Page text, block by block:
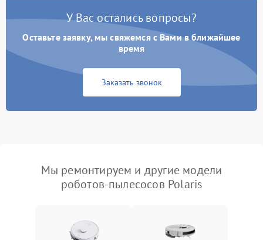
У Вас остались вопросы?
Оставьте заявку, мы свяжемся с Вами в ближайшее
время
Заказать звонок
Мы ремонтируем и другие модели
роботов-пылесосов Polaris